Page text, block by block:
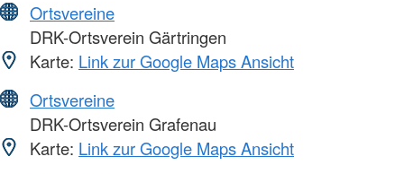
Ortsvereine
DRK-Ortsverein Gärtringen
Karte: Link zur Google Maps Ansicht
Ortsvereine
DRK-Ortsverein Grafenau
Karte: Link zur Google Maps Ansicht